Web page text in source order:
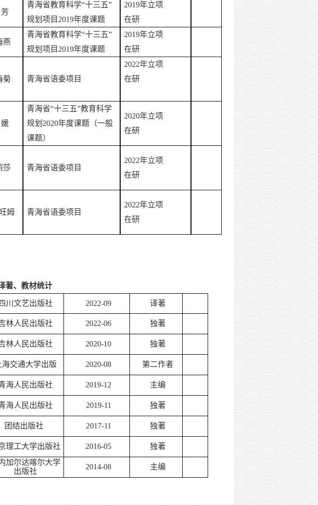
芳
青海省教育科学“十三五”
规划项目2019年度课题
2019年立项
在研
燕
青海省教育科学“十三五”
规划项目2019年度课题
2019年立项
在研
菊 青海省语委项目
2022年立项
在研
媛
青海省“十三五”教育科学
规划2020年度课题 （一般
课题）
2020年立项
在研
莎 青海省语委项目
2022年立项
在研
姆 青海省语委项目
2022年立项
在研
著、教材统计
川文艺出版社 2022-09 译著
林人民出版社 2022-06 独著
林人民出版社 2020-10 独著
海交通大学出版 2020-08 第二作者
海人民出版社 2019-12 主编
海人民出版社 2019-11 独著
团结出版社 2017-11 独著
理工大学出版社 2016-05 独著
加尔达喀尔大学
出版社
2014-08 主编